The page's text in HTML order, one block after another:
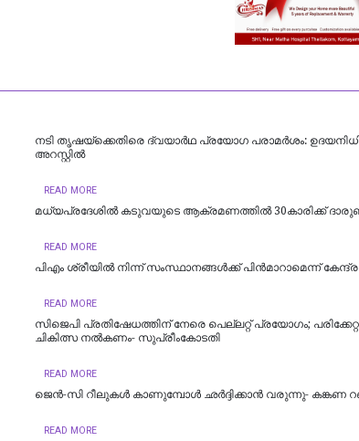
നടി തൃഷയ്ക്കെതിരെ ദ്വയാർഥ പ്രയോ​ഗ പരാമർശം: ഉദയനിധി
അറസ്റ്റിൽ
READ MORE
മധ്യപ്രദേശിൽ കടുവയുടെ ആക്രമണത്തിൽ 30കാരിക്ക്
READ MORE
പിഎം ശ്രീയില്‍ നിന്ന് സംസ്ഥാനങ്ങള്‍ക്ക് പിന്‍മാറാമെന്ന്
READ MORE
സിജെപി പ്രതിഷേധത്തിന് നേരെ പെല്ലറ്റ് പ്രയോഗം;
ചികിത്സ നൽകണം- സുപ്രീംകോടതി
READ MORE
ജെന്‍-സി റീലുകള്‍ കാണുമ്പോള്‍ ഛര്‍ദ്ദിക്കാന്‍ വരുന്നു- കങ്കണ
READ MORE